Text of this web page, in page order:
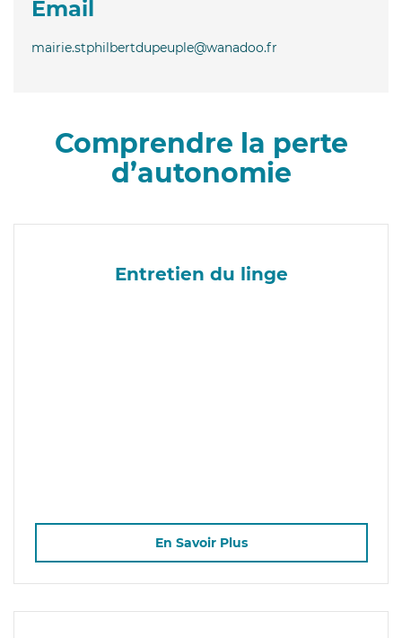
Email
mairie.stphilbertdupeuple@wanadoo.fr
Comprendre la perte
d’autonomie
Entretien du linge
En Savoir Plus